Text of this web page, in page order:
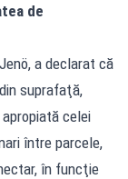
de
a declarat că
suprafaţă,
celei
între parcele,
în funcţie